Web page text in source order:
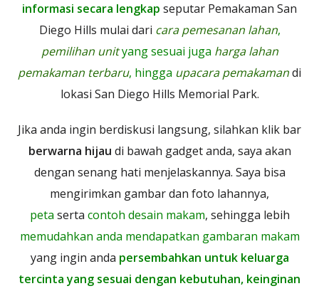
informasi secara lengkap seputar Pemakaman San
Diego Hills mulai dari cara pemesanan lahan,
pemilihan unityang sesuai juga harga lahan
pemakaman terbaru, hingga upacara pemakamandi
lokasi San Diego Hills Memorial Park.
Jika anda ingin berdiskusi langsung, silahkan klik bar
berwarna hijau di bawah gadget anda, saya akan
dengan senang hati menjelaskannya. Saya bisa
mengirimkan gambar dan foto lahannya,
peta serta contoh desain makam, sehingga lebih
memudahkan anda mendapatkan gambaran makam
yang ingin anda persembahkan untuk keluarga
tercinta yang sesuai dengan kebutuhan, keinginan